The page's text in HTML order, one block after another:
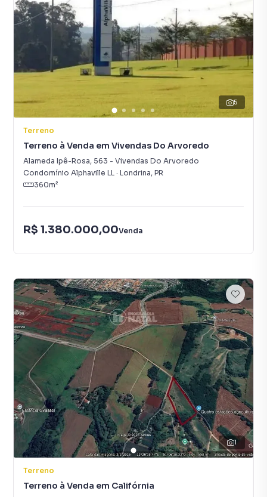
5
Terreno
Terreno à Venda em Vivendas Do Arvoredo
Alameda Ipê-Rosa, 563 - Vivendas Do Arvoredo
Condomínio Alphaville LL · Londrina, PR
360m²
R$ 1.380.000,00Venda
1
Terreno
Terreno à Venda em Califórnia